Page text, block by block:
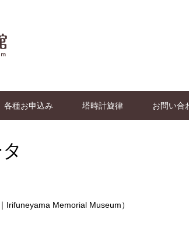
各種お申込み 塔時計旋律 お問い合
Irifuneyama Memorial Museum）